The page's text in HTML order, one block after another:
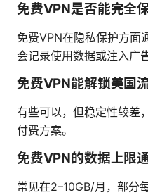
免费VPN是否能完全
免费VPN在隐私保护方面
会记录使用数据或注入广告
免费VPN能解锁美国
有些可以，但稳定性较差
付费方案。
免费VPN的数据上限
常见在2–10GB/月，部分